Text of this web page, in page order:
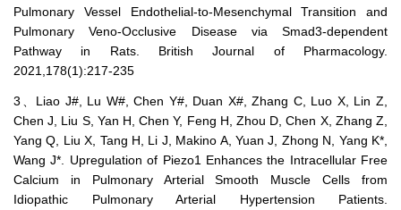
Pulmonary Vessel Endothelial-to-Mesenchymal Transition and
Pulmonary Veno-Occlusive Disease via Smad3-dependent
Pathway in Rats. British Journal of Pharmacology.
2021,178(1):217-235
3、Liao J#, Lu W#, Chen Y#, Duan X#, Zhang C, Luo X, Lin Z,
Chen J, Liu S, Yan H, Chen Y, Feng H, Zhou D, Chen X, Zhang Z,
Yang Q, Liu X, Tang H, Li J, Makino A, Yuan J, Zhong N, Yang K*,
Wang J*. Upregulation of Piezo1 Enhances the Intracellular Free
Calcium in Pulmonary Arterial Smooth Muscle Cells from
Idiopathic Pulmonary Arterial Hypertension Patients.